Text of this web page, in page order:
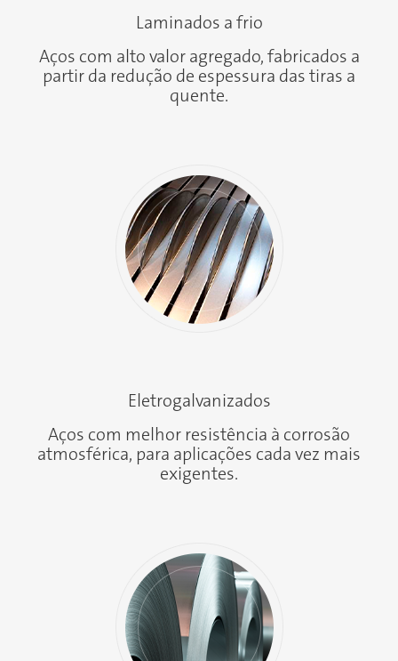
Laminados a frio
Aços com alto valor agregado, fabricados a
partir da redução de espessura das tiras a
quente.
Eletrogalvanizados
Aços com melhor resistência à corrosão
atmosférica, para aplicações cada vez mais
exigentes.